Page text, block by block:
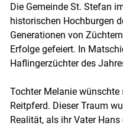
Die Gemeinde St. Stefan
historischen Hochburgen
Generationen von
Erfolge gefeiert. In
Haflingerzüchter des
Tochter Melanie
Reitpferd. Dieser Traum
Realität, als ihr Vater